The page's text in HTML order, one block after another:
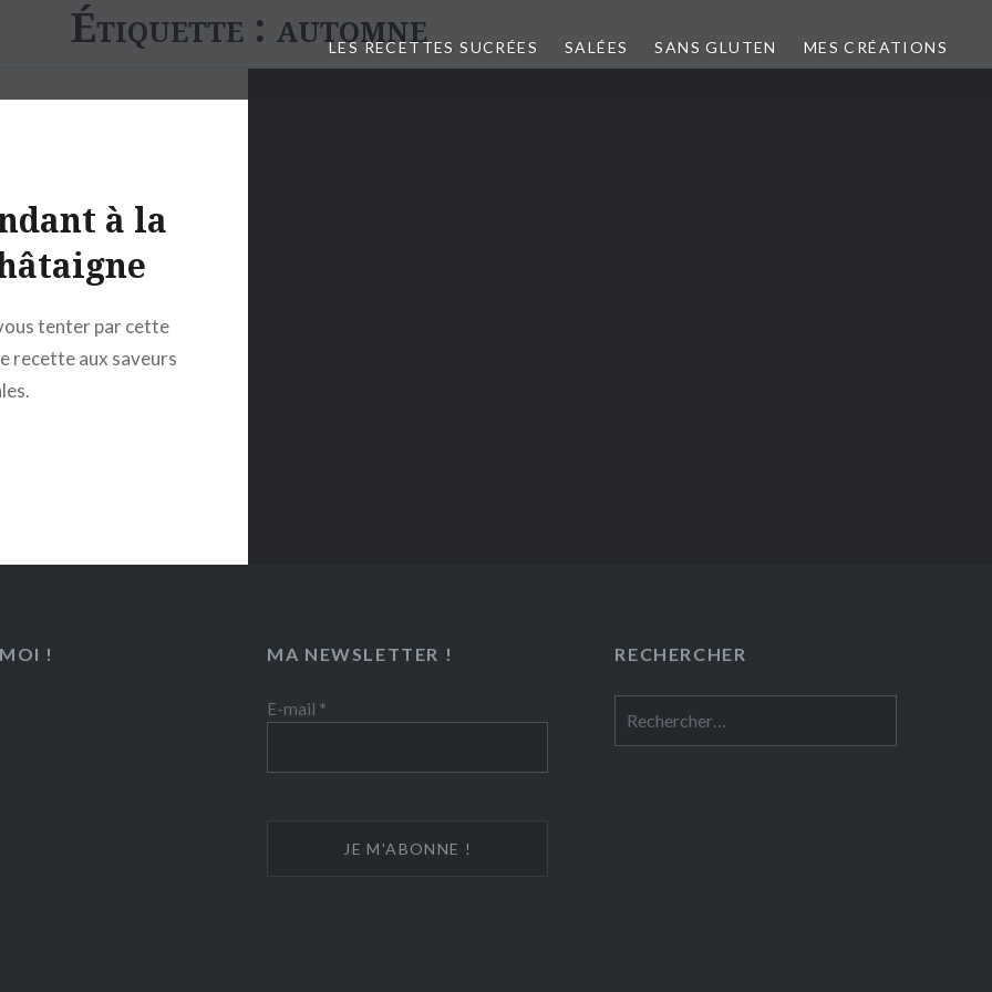
LES RECETTES SUCRÉES SALÉES SANS GLUTEN MES CRÉATIONS
Étiquette : automne
à la
tenter par cette
recette aux saveurs
! MA NEWSLETTER !
E-mail *
RECHERCHER